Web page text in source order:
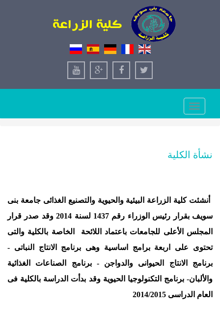
Toggle
navigation
نشأة الكلية
أنشئت كلية الزراعة البيئية والحيوية والتصنيع الغذائى جامعة بنى
سويف بقرار رئيس الوزراء رقم 1437 لسنة 2014 وقد صدر قرار
المجلس الأعلى للجامعات باعتماد اللائحة الخاصة بالكلية والتى
تحتوى على اربعة برامج اساسية وهى برنامج الانتاج النباتى -
برنامج الانتاج الحيوانى والدواجن - برنامج الصناعات الغذائية
والألبان- برنامج التكنولوجيا الحيوية وقد بدأت الدراسة بالكلية فى
العام الدراسى 2014/2015